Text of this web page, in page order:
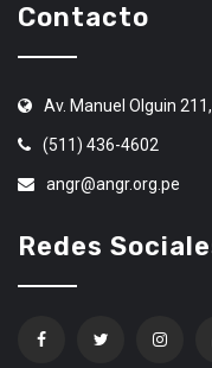
Contacto
Av. Manuel Olguin
(511) 436-4602
angr@angr.org.pe
Redes